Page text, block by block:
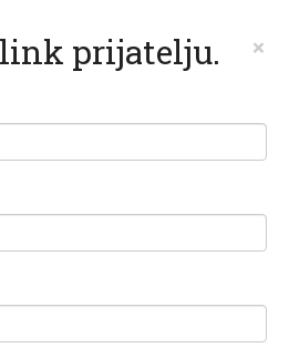
prijatelju. ×